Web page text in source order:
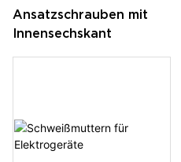
Ansatzschrauben mit
Innensechskant